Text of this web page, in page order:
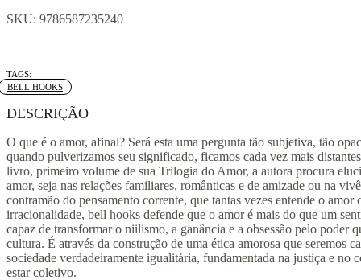
SKU: 9786587235240
Tag:
BELL HOOKS
DESCRIÇÃO
O que é o amor, afinal? Será esta uma pergunta tão subjetiva, tão
quando pulverizamos seu significado, ficamos cada vez mais
livro, primeiro volume de sua Trilogia do Amor, a autora procura
amor, seja nas relações familiares, românticas e de amizade ou na
contramão do pensamento corrente, que tantas vezes entende o amor
irracionalidade, bell hooks defende que o amor é mais do que um
capaz de transformar o niilismo, a ganância e a obsessão pelo poder
cultura. É através da construção de uma ética amorosa que seremos
sociedade verdadeiramente igualitária, fundamentada na justiça e no
estar coletivo.